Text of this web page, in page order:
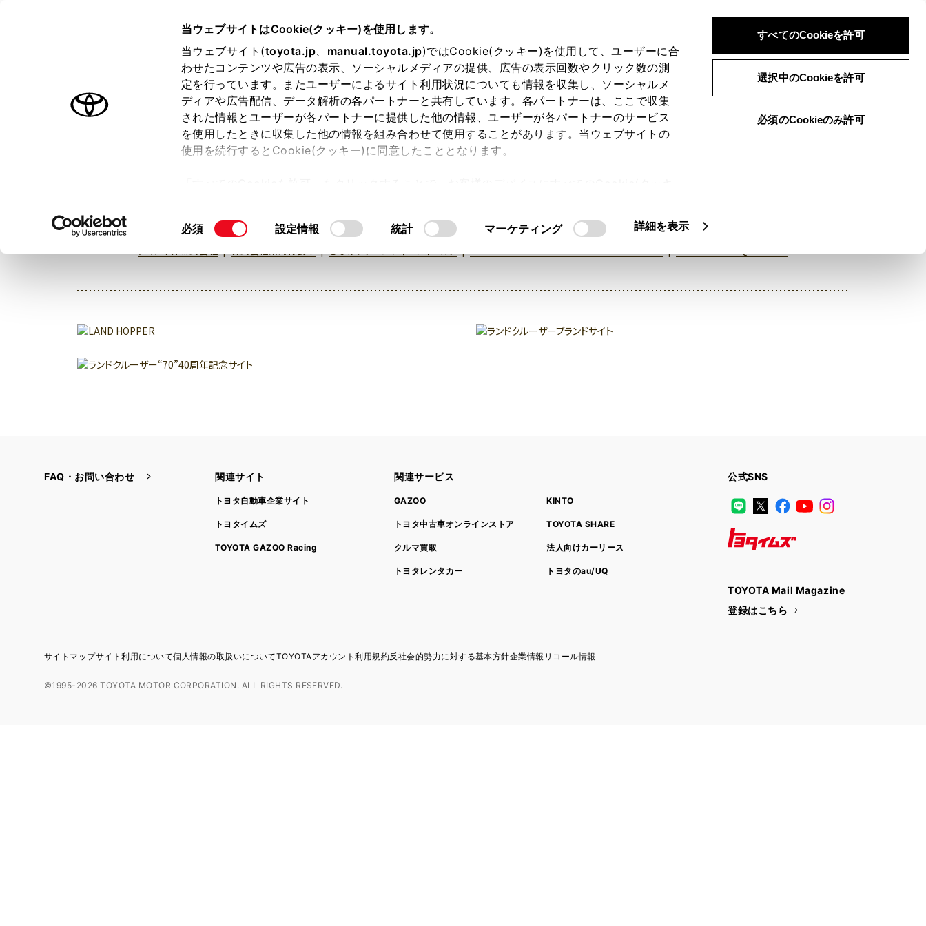
当ウェブサイトはCookie(クッキー)を使用します。
当ウェブサイト(toyota.jp、 manual.toyota.jp)ではCookie(クッキー)を使用して、ユーザーに合
わせたコンテンツや広告の表示、ソーシャルメディアの提供、広告の表示回数やクリック数の測
定を行っています。またユーザーによるサイト利用状況についても情報を収集し、ソーシャルメ
ディアや広告配信、データ解析の各パートナーと共有しています。各パートナーは、ここで収集
された情報とユーザーが各パートナーに提供した他の情報、ユーザーが各パートナーのサービス
を使用したときに収集した他の情報を組み合わせて使用することがあります。当ウェブサイトの
使用を続行するとCookie(クッキー)に同意したこととなります。
て」をご覧ください。
同
の
択
必須 設定情報 統計 マーケティング 詳細を表示
すべてのCookieを許可
選択中のCookieを許可
必須のCookieのみ許可
ログイン 検索 メニュー
オーナーサポート トピックス
FAQ・お問い合わせ 関連サイト
トヨタ自動車企業サイト
トヨタイムズ
TOYOTA GAZOO Racing
関連サービス
GAZOO
トヨタ中古車オンラインストア
クルマ買取
トヨタレンタカー
KINTO
TOYOTA SHARE
法人向けカーリース
トヨタのau/UQ
公式SNS
LINE
X FacebookYouTube
TOYOTA Mail Magazine
登録はこちら
サイトマップサイト利用について個人情報の取扱いについてTOYOTAアカウント利用規約反社会的勢力に対する基本方針企業情報 リコール情報
©1995-2026 TOYOTA MOTOR CORPORATION. ALL RIGHTS RESERVED.